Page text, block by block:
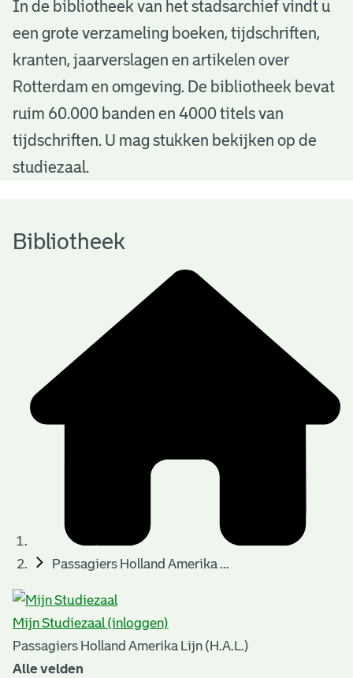
B
b
o
h
In de bibliotheek van het stadsarchief vindt u
een grote verzameling boeken, tijdschriften,
kranten, jaarverslagen en artikelen over
Rotterdam en omgeving. De bibliotheek bevat
ruim 60.000 banden en 4000 titels van
tijdschriften. U mag stukken bekijken op de
studiezaal.
Bibliotheek
Passagiers Holland Amerika ...
Mijn Studiezaal (inloggen)
Passagiers Holland Amerika Lijn (H.A.L.)
Alle velden